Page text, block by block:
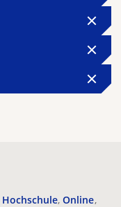
Hochschule Online